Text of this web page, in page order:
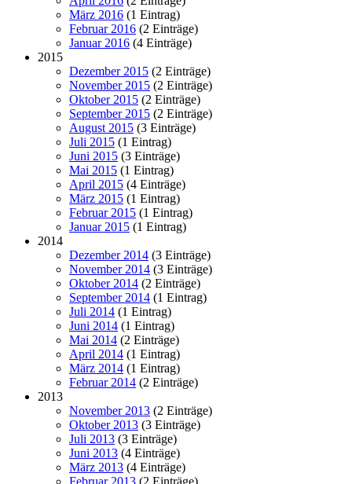
März 2016 (1 Eintrag)
Februar 2016 (2 Einträge)
Januar 2016 (4 Einträge)
2015
Dezember 2015 (2 Einträge)
November 2015 (2 Einträge)
Oktober 2015 (2 Einträge)
September 2015 (2 Einträge)
August 2015 (3 Einträge)
Juli 2015 (1 Eintrag)
Juni 2015 (3 Einträge)
Mai 2015 (1 Eintrag)
April 2015 (4 Einträge)
März 2015 (1 Eintrag)
Februar 2015 (1 Eintrag)
Januar 2015 (1 Eintrag)
2014
Dezember 2014 (3 Einträge)
November 2014 (3 Einträge)
Oktober 2014 (2 Einträge)
September 2014 (1 Eintrag)
Juli 2014 (1 Eintrag)
Juni 2014 (1 Eintrag)
Mai 2014 (2 Einträge)
April 2014 (1 Eintrag)
März 2014 (1 Eintrag)
Februar 2014 (2 Einträge)
2013
November 2013 (2 Einträge)
Oktober 2013 (3 Einträge)
Juli 2013 (3 Einträge)
Juni 2013 (4 Einträge)
März 2013 (4 Einträge)